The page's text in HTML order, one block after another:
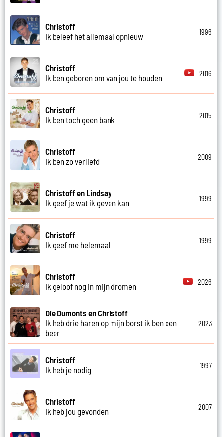
Christoff
Ik beleef het allemaal opnieuw
1996
Christoff
Ik ben geboren om van jou te houden
2016
Christoff
Ik ben toch geen bank
2015
Christoff
Ik ben zo verliefd
2009
Christoff en Lindsay
Ik geef je wat ik geven kan
1999
Christoff
Ik geef me helemaal
1999
Christoff
Ik geloof nog in mijn dromen
2026
Die Dumonts en Christoff
Ik heb drie haren op mijn borst ik ben een
beer
2023
Christoff
Ik heb je nodig
1997
Christoff
Ik heb jou gevonden
2007